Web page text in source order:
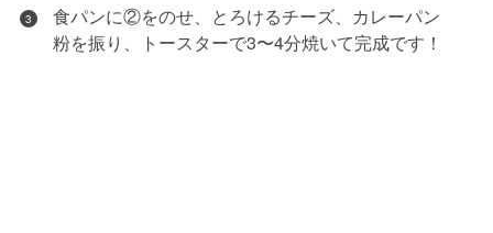
3
食パンに②をのせ、とろけるチーズ、カレーパン
粉を振り、トースターで3〜4分焼いて完成です！